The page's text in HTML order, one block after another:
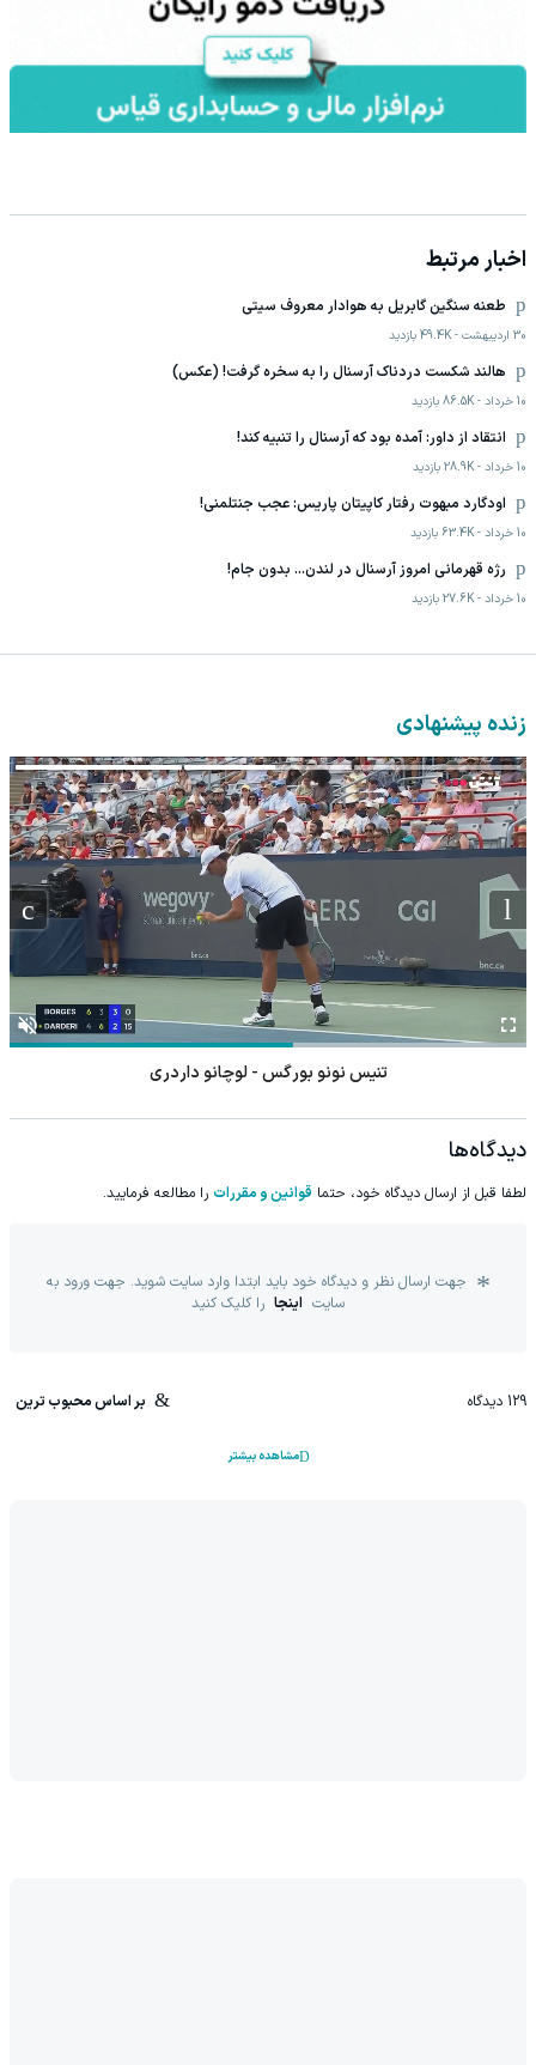
اخبار مرتبط
طعنه سنگین گابریل به هوادار معروف سیتی
30 اردیبهشت -
49.4K بازدید
هالند شکست دردناک آرسنال را به سخره گرفت!‌ (عکس)
10 خرداد -
86.5K بازدید
انتقاد از داور: آمده بود که آرسنال را تنبیه کند!
10 خرداد -
28.9K بازدید
اودگارد مبهوت رفتار کاپیتان پاریس: عجب جنتلمنی!
10 خرداد -
63.4K بازدید
رژه قهرمانی امروز آرسنال در لندن... بدون جام!
10 خرداد -
27.6K بازدید
زنده پیشنهادی
تنیس نونو بورگس - لوچانو داردری
دیدگاه‌ها
لطفا قبل از ارسال دیدگاه خود، حتما قوانین و مقررات را مطالعه فرمایید.
جهت ارسال نظر و دیدگاه خود باید ابتدا وارد سایت شوید. جهت ورود به
سایت اینجا را کلیک کنید
129 دیدگاه بر اساس محبوب ترین
مشاهده بیشتر